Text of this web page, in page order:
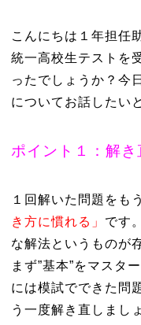
こんにちは１年担任
統一高校生テストを
ったでしょうか？今
についてお話したい
ポイント１：解き
１回解いた問題をも
き方に慣れる」 です
な解法というものが
まず”基本”をマスタ
には模試でできた問
う一度解き直しまし